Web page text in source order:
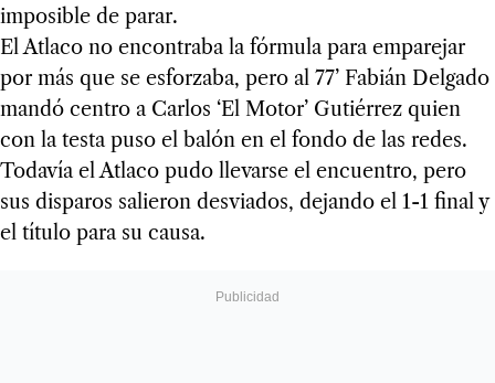
imposible de parar.
El Atlaco no encontraba la fórmula para emparejar
por más que se esforzaba, pero al 77’ Fabián Delgado
mandó centro a Carlos ‘El Motor’ Gutiérrez quien
con la testa puso el balón en el fondo de las redes.
Todavía el Atlaco pudo llevarse el encuentro, pero
sus disparos salieron desviados, dejando el 1-1 final y
el título para su causa.